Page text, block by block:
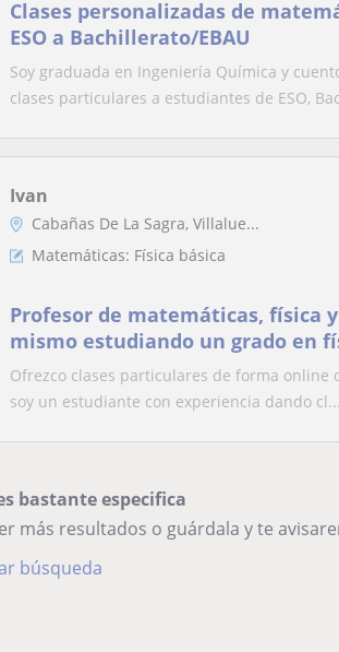
Clases personalizadas de
ESO a Bachillerato/EBAU
Soy graduada en Ingeniería Química y
clases particulares a estudiantes de ESO,
Ivan
Cabañas De La Sagra, Villalue...
Matemáticas: Física básica
Profesor de matemáticas, física
mismo estudiando un grado en
Ofrezco clases particulares de forma online
soy un estudiante con experiencia dando cl...
bastante especifica
más resultados o guárdala y te
búsqueda